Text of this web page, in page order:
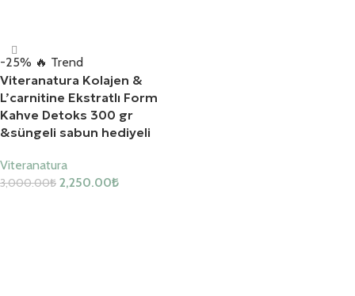
-25% 🔥 Trend
Viteranatura Kolajen &
L’carnitine Ekstratlı Form
Kahve Detoks 300 gr
&süngeli sabun hediyeli
Viteranatura
3,000.00₺ 2,250.00₺